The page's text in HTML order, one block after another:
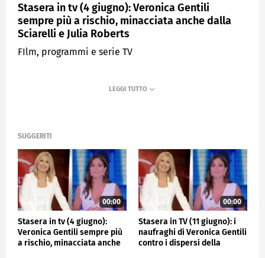
Stasera in tv (4 giugno): Veronica Gentili
sempre più a rischio, minacciata anche dalla
Sciarelli e Julia Roberts
FIlm, programmi e serie TV
SUGGERITI
00:00
Stasera in tv (4 giugno):
Veronica Gentili sempre più
a rischio, minacciata anche
00:00
Stasera in TV (11 giugno): i
naufraghi di Veronica Gentili
contro i dispersi della